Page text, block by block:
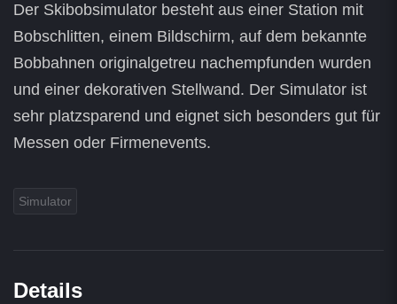
Der Skibobsimulator besteht aus einer Station mit
Bobschlitten, einem Bildschirm, auf dem bekannte
Bobbahnen originalgetreu nachempfunden wurden
und einer dekorativen Stellwand. Der Simulator ist
sehr platzsparend und eignet sich besonders gut für
Messen oder Firmenevents.
Simulator
Details